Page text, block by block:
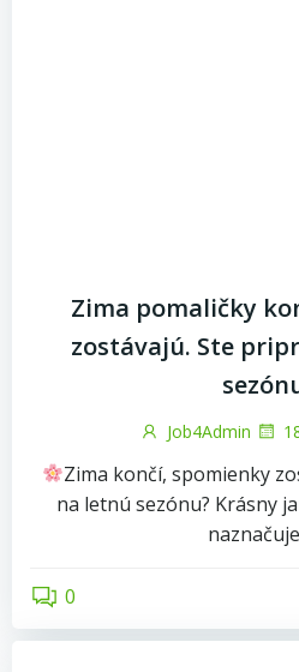
Zima pomaličky
zostávajú. Ste
Job4Admin
Zima končí, spomienky
na letnú sezónu? Krásny
0